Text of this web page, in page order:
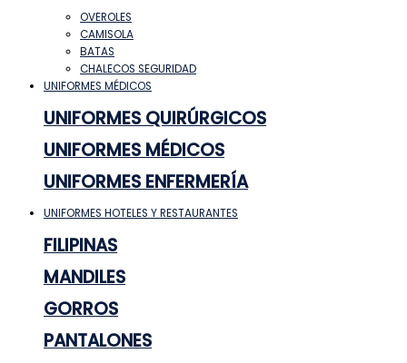
OVEROLES
CAMISOLA
BATAS
CHALECOS SEGURIDAD
UNIFORMES MÉDICOS
UNIFORMES QUIRÚRGICOS
UNIFORMES MÉDICOS
UNIFORMES ENFERMERÍA
UNIFORMES HOTELES Y RESTAURANTES
FILIPINAS
MANDILES
GORROS
PANTALONES